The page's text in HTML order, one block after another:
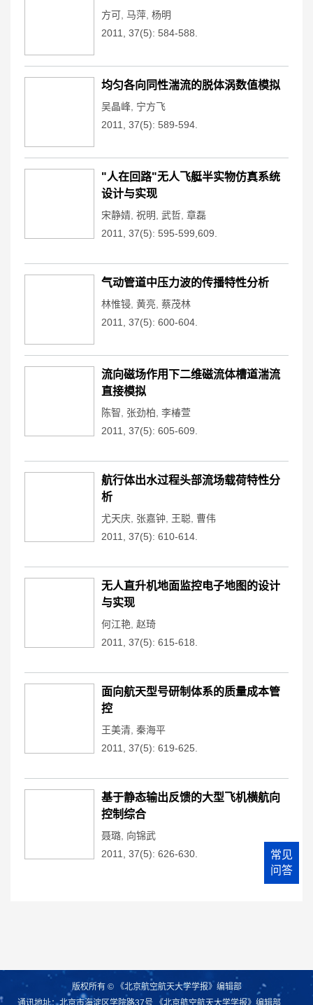
方可 马萍 杨明
2011, 37(5): 584-588.
均匀各向同性湍流的脱体涡数值模拟
吴晶峰 宁方飞
2011, 37(5): 589-594.
"人在回路"无人飞艇半实物仿真系统
设计与实现
宋静婧 祝明 武哲 章磊
2011, 37(5): 595-599,609.
气动管道中压力波的传播特性分析
林惟锓 黄亮 蔡茂林
2011, 37(5): 600-604.
流向磁场作用下二维磁流体槽道湍流
直接模拟
陈智 张劲柏 李椿萱
2011, 37(5): 605-609.
航行体出水过程头部流场载荷特性分
析
尤天庆 张嘉钟 王聪
曹伟
2011, 37(5): 610-614.
无人直升机地面监控电子地图的设计
与实现
何江艳 赵琦
2011, 37(5): 615-618.
面向航天型号研制体系的质量成本管
控
王美清 秦海平
2011, 37(5): 619-625.
基于静态输出反馈的大型飞机横航向
控制综合
聂璐 向锦武
2011, 37(5): 626-630.
常见
问答
版权所有 © 《北京航空航天大学学报》编辑部
通讯地址：北京市海淀区学院路37号 《北京航空航天大学学报》编辑部